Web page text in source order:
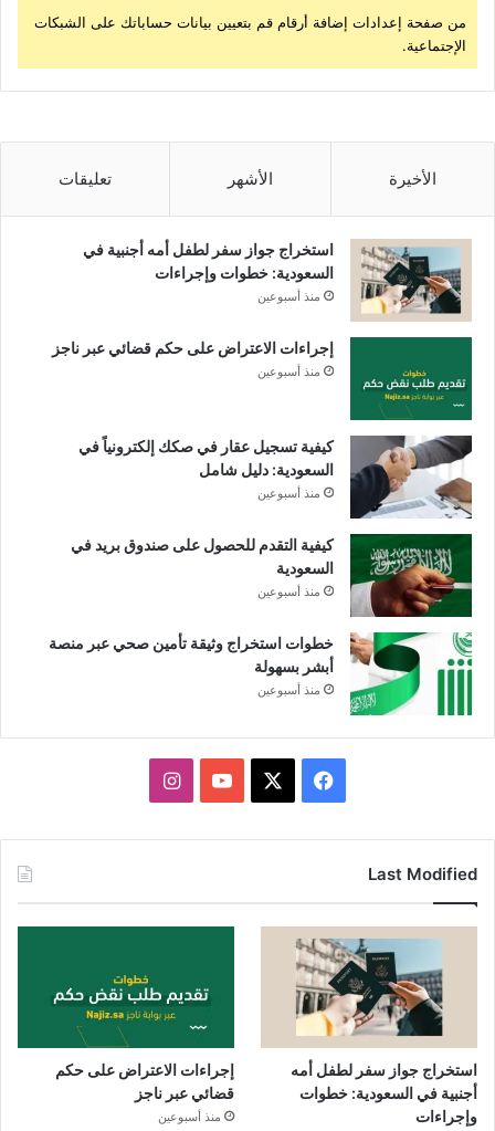
من صفحة إعدادات إضافة أرقام قم بتعيين بيانات حساباتك على الشبكات
الإجتماعية.
الأخيرة الأشهر تعليقات
استخراج جواز سفر لطفل أمه أجنبية في
السعودية: خطوات وإجراءات
منذ أسبوعين
إجراءات الاعتراض على حكم قضائي عبر ناجز
منذ أسبوعين
كيفية تسجيل عقار في صكك إلكترونياً في
السعودية: دليل شامل
منذ أسبوعين
كيفية التقدم للحصول على صندوق بريد في
السعودية
منذ أسبوعين
خطوات استخراج وثيقة تأمين صحي عبر منصة
أبشر بسهولة
منذ أسبوعين
فيسبوك يوتيوبانستقرام
Last Modified
استخراج جواز سفر لطفل أمه
أجنبية في السعودية: خطوات
وإجراءات
إجراءات الاعتراض على حكم
قضائي عبر ناجز
منذ أسبوعين